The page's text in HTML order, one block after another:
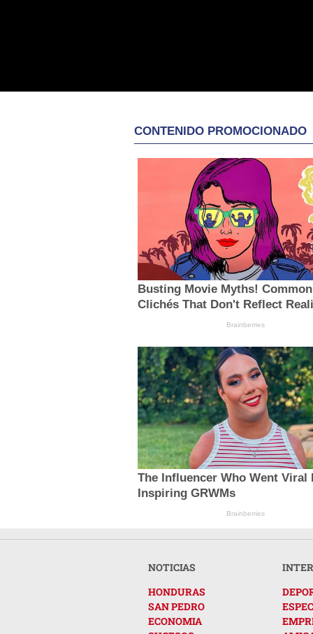
CONTENIDO PROMOCIONADO
Busting Movie Myths! Common
Clichés That Don't Reflect
Brainberries
The Influencer Who Went Viral
Inspiring GRWMs
Brainberries
NOTICIAS
HONDURAS
SAN PEDRO
ECONOMIA